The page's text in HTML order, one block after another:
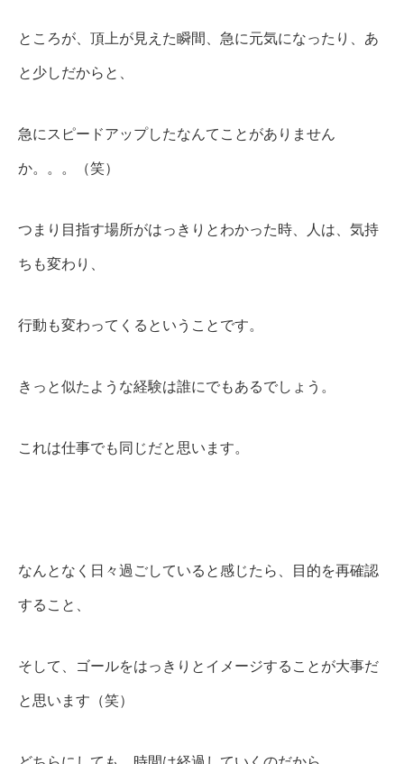
ところが、頂上が見えた瞬間、急に元気になったり、あ
と少しだからと、
急にスピードアップしたなんてことがありません
か。。。（笑）
つまり目指す場所がはっきりとわかった時、人は、気持
ちも変わり、
行動も変わってくるということです。
きっと似たような経験は誰にでもあるでしょう。
これは仕事でも同じだと思います。
なんとなく日々過ごしていると感じたら、目的を再確認
すること、
そして、ゴールをはっきりとイメージすることが大事だ
と思います（笑）